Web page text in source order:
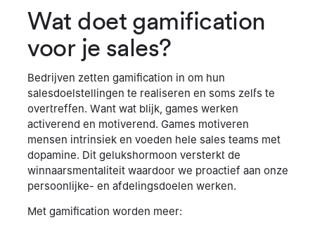
Wat doet gamification
voor je sales?
Bedrijven zetten gamification in om hun
salesdoelstellingen te realiseren en soms zelfs te
overtreffen. Want wat blijk, games werken
activerend en motiverend. Games motiveren
mensen intrinsiek en voeden hele sales teams met
dopamine. Dit gelukshormoon versterkt de
winnaarsmentaliteit waardoor we proactief aan onze
persoonlijke- en afdelingsdoelen werken.
Met gamification worden meer: